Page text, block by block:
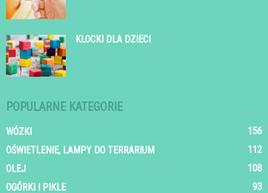
KLOCKI DLA DZIECI
POPULARNE KATEGORIE
WÓZKI
156
OŚWIETLENIE, LAMPY DO TERRARIUM
112
OLEJ
108
OGÓRKI I PIKLE
93